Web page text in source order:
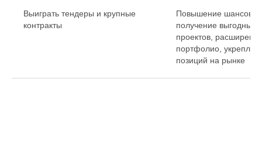
Выиграть тендеры и крупные
контракты
Повышение шансов
получение выгодных
проектов,
портфолио,
позиций на рынке